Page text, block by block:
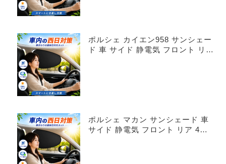
ポルシェ カイエン958 サンシェー
ド 車 サイド 静電気 フロント リア
ポルシェ マカン サンシェード 車
サイド 静電気 フロント リア 4枚